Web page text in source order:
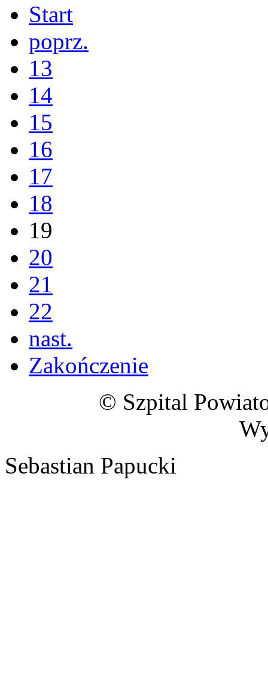
Start
poprz.
13
14
15
16
17
18
19
20
21
22
nast.
Zakończenie
© Szpital
Sebastian Papucki